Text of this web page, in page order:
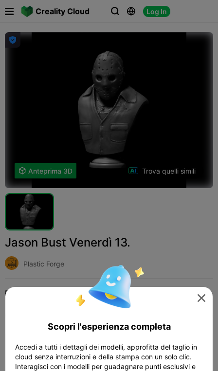
Creality Cloud   Log In
 

 Anteprima 3D Trova quelli simili
Jason Bust Venerdì 13.
Plastic Forge
Print Settings (2) Add Altro 
0.2mm layer, 3 walls, 15% infill
 04h 46m  1 plates  143.20g

Scopri l'esperienza completa
Accedi a tutti i dettagli dei modelli, approfitta del taglio in
cloud senza interruzioni e della stampa con un solo clic.
Interagisci con i modelli per guadagnare punti esclusivi e